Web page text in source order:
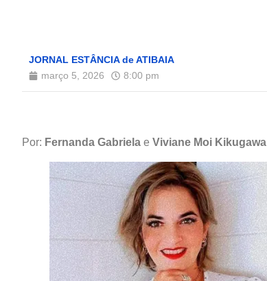
JORNAL ESTÂNCIA de ATIBAIA
março 5, 2026
8:00 pm
Por: Fernanda Gabriela e Viviane Moi Kikugawa